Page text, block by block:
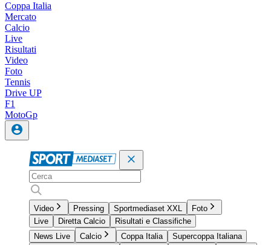
Coppa Italia
Mercato
Calcio
Live
Risultati
Video
Foto
Tennis
Drive UP
F1
MotoGp
Video Pressing Sportmediaset XXL
Foto
Live
Diretta Calcio
Risultati e Classifiche
News Live
Calcio Coppa Italia
Supercoppa Italiana